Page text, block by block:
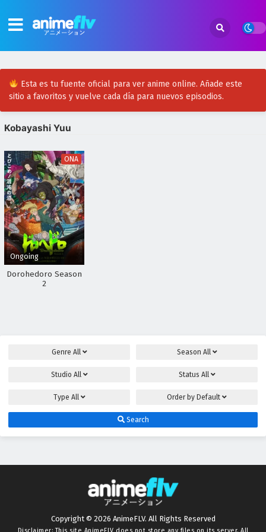
Esta es tu fuente oficial para ver anime online. Añade este
sitio a favoritos y vuelve cada día para nuevos episodios.
Kobayashi Yuu
ONA
Ongoing
Dorohedoro Season
2
Genre All Season All
Studio All Status All
Type All Order by Default
Search
Copyright © 2026 AnimeFLV. All Rights Reserved